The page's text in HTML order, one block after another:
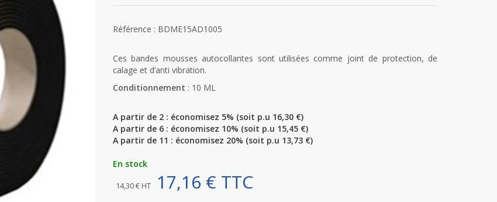
Référence : BDME15AD1005
Ces bandes mousses autocollantes sont utilisées comme joint de protection, de
calage et d’anti vibration.
Conditionnement : 10 ML
A partir de 2 : économisez 5% (soit p.u 16,30 €)
A partir de 6 : économisez 10% (soit p.u 15,45 €)
A partir de 11 : économisez 20% (soit p.u 13,73 €)
En stock
14,30 € HT 17,16 € TTC